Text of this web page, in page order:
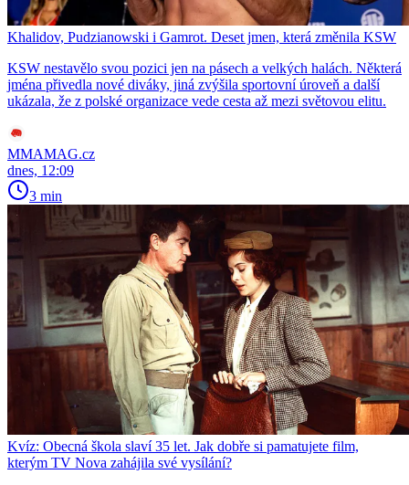
Khalidov, Pudzianowski i Gamrot. Deset jmen, která změnila KSW
KSW nestavělo svou pozici jen na pásech a velkých halách. Některá
jména přivedla nové diváky, jiná zvýšila sportovní úroveň a další
ukázala, že z polské organizace vede cesta až mezi světovou elitu.
MMAMAG.cz
dnes, 12:09
3 min
Kvíz: Obecná škola slaví 35 let. Jak dobře si pamatujete film,
kterým TV Nova zahájila své vysílání?